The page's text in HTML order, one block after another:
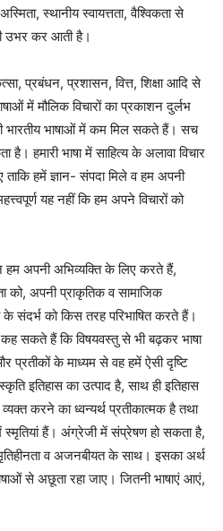
स्थानीय स्वायत्तता, वैश्विकता से
उभर कर आती है।
प्रबंधन, प्रशासन, वित्त, शिक्षा आदि से
में मौलिक विचारों का प्रकाशन दुर्लभ
भारतीय भाषाओं में कम मिल सकते हैं। सच
हमारी भाषा में साहित्य के अलावा विचार
हमें ज्ञान- संपदा मिले व हम अपनी
यह नहीं कि हम अपने विचारों को
हम अपनी अभिव्यक्ति के लिए करते हैं,
अपनी प्राकृतिक व सामाजिक
के संदर्भ को किस तरह परिभाषित करते हैं।
कह सकते हैं कि विषयवस्तु से भी बढ़कर भाषा
प्रतीकों के माध्यम से वह हमें ऐसी दृष्टि
इतिहास का उत्पाद है, साथ ही इतिहास
करने का ध्वन्यर्थ प्रतीकात्मक है तथा
स्मृतियां हैं। अंग्रेजी में संप्रेषण हो सकता है,
व अजनबीयत के साथ। इसका अर्थ
से अछूता रहा जाए। जितनी भाषाएं आएं,